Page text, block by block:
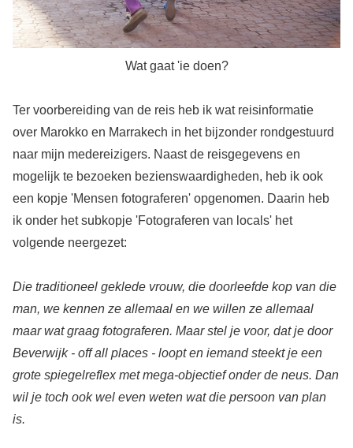
Wat gaat 'ie doen?
Ter voorbereiding van de reis heb ik wat reisinformatie
over Marokko en Marrakech in het bijzonder rondgestuurd
naar mijn medereizigers. Naast de reisgegevens en
mogelijk te bezoeken bezienswaardigheden, heb ik ook
een kopje 'Mensen fotograferen' opgenomen. Daarin heb
ik onder het subkopje 'Fotograferen van locals' het
volgende neergezet:
Die traditioneel geklede vrouw, die doorleefde kop van die
man, we kennen ze allemaal en we willen ze allemaal
maar wat graag fotograferen. Maar stel je voor, dat je door
Beverwijk - off all places - loopt en iemand steekt je een
grote spiegelreflex met mega-objectief onder de neus. Dan
wil je toch ook wel even weten wat die persoon van plan
is.